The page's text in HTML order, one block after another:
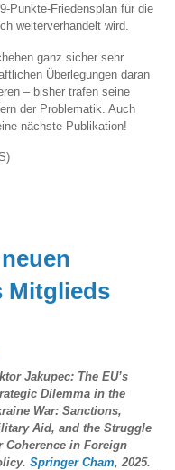
Punkte-Friedensplan für die
weiterverhandelt wird.
ganz sicher sehr
Überlegungen daran
– bisher trafen seine
der Problematik. Auch
nächste Publikation!
Mitglieds
Jakupec: The EU’s
Dilemma in the
War: Sanctions,
Aid, and the Struggle
Coherence in Foreign
Springer Cham, 2025.